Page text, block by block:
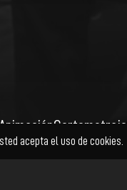
AnimaciónCortometraje